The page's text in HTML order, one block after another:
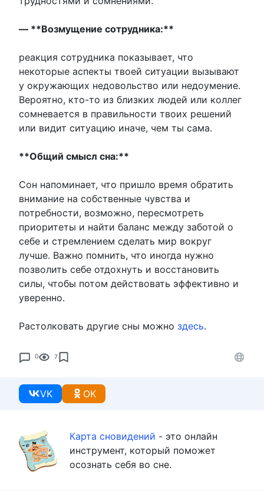
— **Возмущение сотрудника:**
реакция сотрудника показывает, что
некоторые аспекты твоей ситуации вызывают
у окружающих недовольство или недоумение.
Вероятно, кто-то из близких людей или коллег
сомневается в правильности твоих решений
или видит ситуацию иначе, чем ты сама.
**Общий смысл сна:**
Сон напоминает, что пришло время обратить
внимание на собственные чувства и
потребности, возможно, пересмотреть
приоритеты и найти баланс между заботой о
себе и стремлением сделать мир вокруг
лучше. Важно помнить, что иногда нужно
позволить себе отдохнуть и восстановить
силы, чтобы потом действовать эффективно и
уверенно.
Растолковать другие сны можно здесь.
0 7
VK OK
Карта сновидений - это онлайн
инструмент, который поможет
осознать себя во сне.